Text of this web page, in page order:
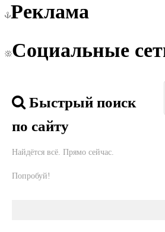
Реклама
Социальные
Быстрый поиск
по сайту
Найдётся всё. Прямо сейчас.
Попробуй!